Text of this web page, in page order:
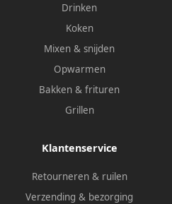
Drinken
Koken
Mixen & snijden
Opwarmen
Bakken & frituren
Grillen
Klantenservice
Retourneren & ruilen
Verzending & bezorging